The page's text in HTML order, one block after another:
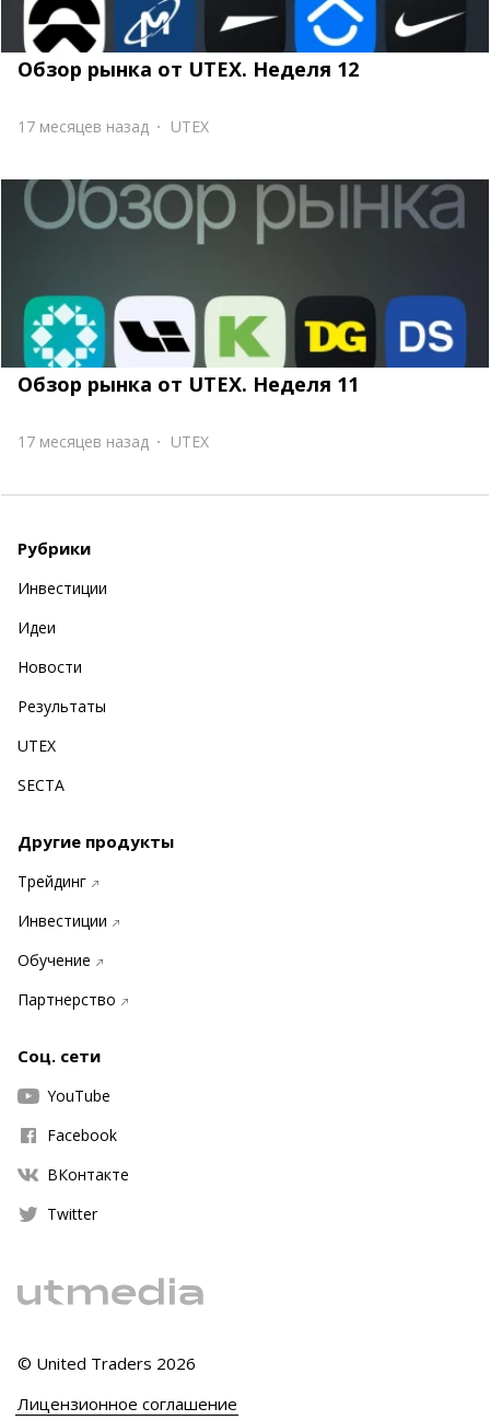
Обзор рынка от UTEX. Неделя 12
17 месяцев назад UTEX
Обзор рынка от UTEX. Неделя 11
17 месяцев назад UTEX
© United Traders 2026
Лицензионное соглашение
Рубрики
Инвестиции
Идеи
Новости
Результаты
UTEX
SECTA
Другие продукты
Трейдинг
Инвестиции
Обучение
Партнерство
Соц. сети
YouTube
Facebook
ВКонтакте
Twitter